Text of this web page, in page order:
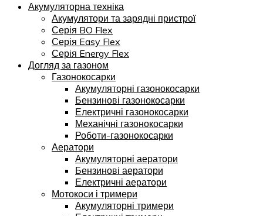
Акумуляторна техніка
Акумулятори та зарядні пристрої
Серія BO Flex
Серія Easy Flex
Серія Energy Flex
Догляд за газоном
Газонокосарки
Акумуляторні газонокосарки
Бензинові газонокосарки
Електричні газонокосарки
Механічні газонокосарки
Роботи-газонокосарки
Аератори
Акумуляторні аератори
Бензинові аератори
Електричні аератори
Мотокоси і тримери
Акумуляторні тримери